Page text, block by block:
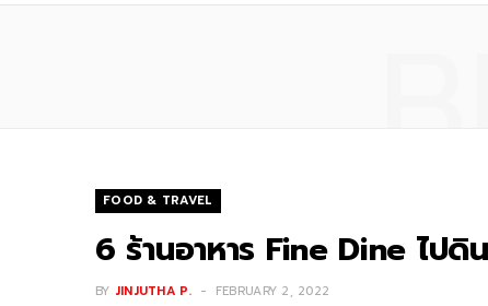
FOOD & TRAVEL
6 ร้านอาหาร Fine Dine ไป
BY JINJUTHA P. FEBRUARY 2, 2022